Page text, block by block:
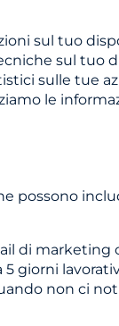
sul tuo
sul tuo
sulle tue
le
possono
di marketing
giorni
non ci